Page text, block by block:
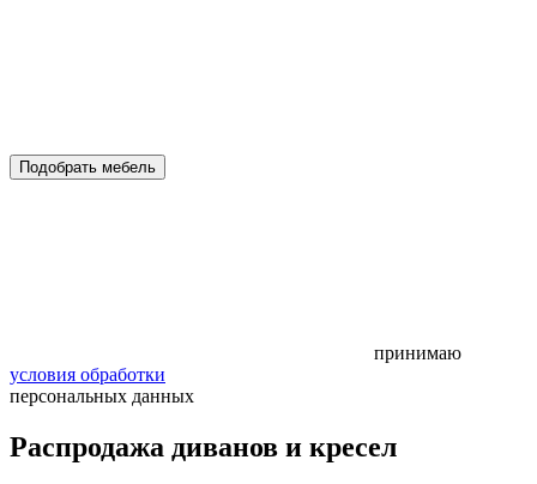
Подобрать мебель
принимаю
условия обработки
персональных данных
Распродажа диванов и кресел